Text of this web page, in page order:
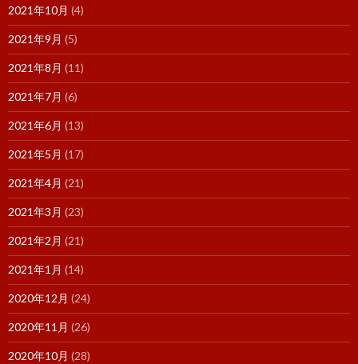
2021年10月 (4)
2021年9月 (5)
2021年8月 (11)
2021年7月 (6)
2021年6月 (13)
2021年5月 (17)
2021年4月 (21)
2021年3月 (23)
2021年2月 (21)
2021年1月 (14)
2020年12月 (24)
2020年11月 (26)
2020年10月 (28)